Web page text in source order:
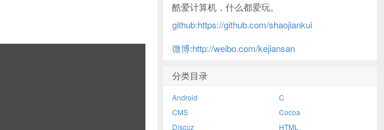
酷爱计算机，什么都爱玩。
github:https://github.com/shaojiankui
微博:http://weibo.com/kejiansan
分类目录
Android
C
CMS
Cocoa
Discuz
HTML